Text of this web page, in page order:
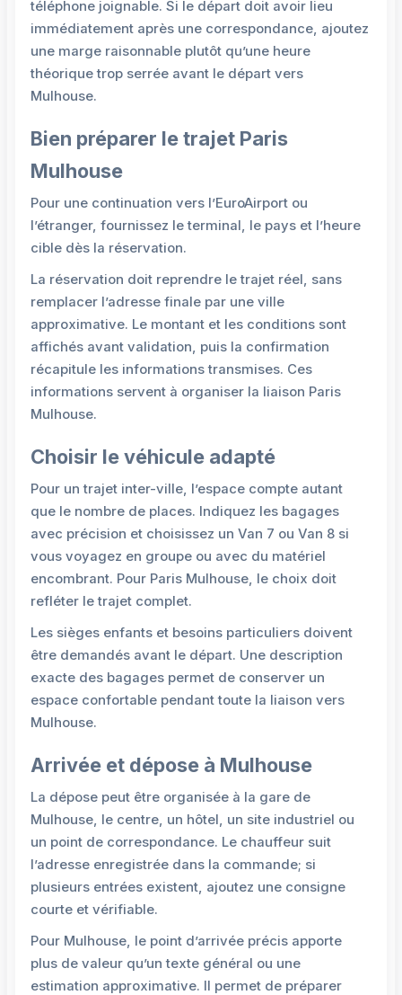
téléphone joignable. Si le départ doit avoir lieu
immédiatement après une correspondance, ajoutez
une marge raisonnable plutôt qu’une heure
théorique trop serrée avant le départ vers
Mulhouse.
Bien préparer le trajet Paris
Mulhouse
Pour une continuation vers l’EuroAirport ou
l’étranger, fournissez le terminal, le pays et l’heure
cible dès la réservation.
La réservation doit reprendre le trajet réel, sans
remplacer l’adresse finale par une ville
approximative. Le montant et les conditions sont
affichés avant validation, puis la confirmation
récapitule les informations transmises. Ces
informations servent à organiser la liaison Paris
Mulhouse.
Choisir le véhicule adapté
Pour un trajet inter-ville, l’espace compte autant
que le nombre de places. Indiquez les bagages
avec précision et choisissez un Van 7 ou Van 8 si
vous voyagez en groupe ou avec du matériel
encombrant. Pour Paris Mulhouse, le choix doit
refléter le trajet complet.
Les sièges enfants et besoins particuliers doivent
être demandés avant le départ. Une description
exacte des bagages permet de conserver un
espace confortable pendant toute la liaison vers
Mulhouse.
Arrivée et dépose à Mulhouse
La dépose peut être organisée à la gare de
Mulhouse, le centre, un hôtel, un site industriel ou
un point de correspondance. Le chauffeur suit
l’adresse enregistrée dans la commande; si
plusieurs entrées existent, ajoutez une consigne
courte et vérifiable.
Pour Mulhouse, le point d’arrivée précis apporte
plus de valeur qu’un texte général ou une
estimation approximative. Il permet de préparer